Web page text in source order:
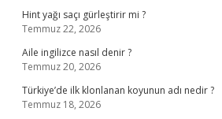
Hint yağı saçı gürleştirir mi ?
Temmuz 22, 2026
Aile ingilizce nasıl denir ?
Temmuz 20, 2026
Türkiye’de ilk klonlanan koyunun adı nedir ?
Temmuz 18, 2026